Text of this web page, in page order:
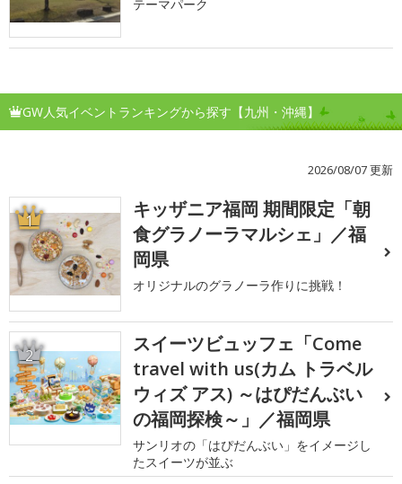
テーマパーク
GW人気イベントランキングから探す【九州・沖縄】
2026/08/07 更新
1
キッザニア福岡 期間限定「朝
食グラノーラマルシェ」／福
岡県
オリジナルのグラノーラ作りに挑戦！
2
スイーツビュッフェ「Come
travel with us(カム トラベル
ウィズ アス) ～はぴだんぶい
の福岡探検～」／福岡県
サンリオの「はぴだんぶい」をイメージし
たスイーツが並ぶ